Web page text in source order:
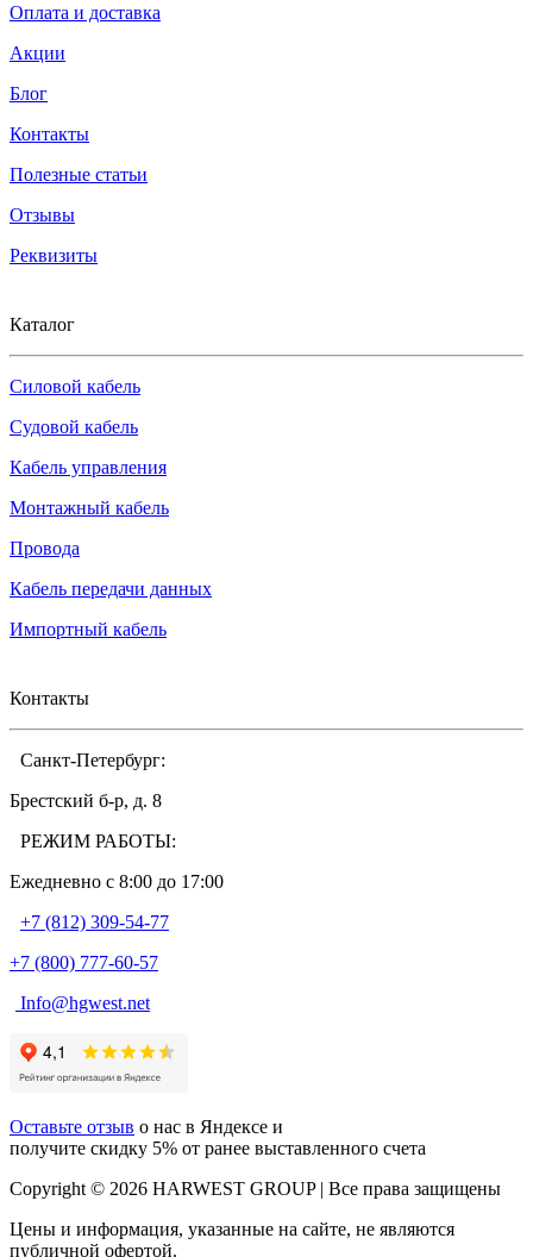
Оплата и доставка
Акции
Блог
Контакты
Полезные статьи
Отзывы
Реквизиты
Каталог
Силовой кабель
Судовой кабель
Кабель управления
Монтажный кабель
Провода
Кабель передачи данных
Импортный кабель
Контакты
Санкт-Петербург:
Брестский б-р, д. 8
РЕЖИМ РАБОТЫ:
Ежедневно c 8:00 до 17:00
+7 (812) 309-54-77
+7 (800) 777-60-57
Info@hgwest.net
Оставьте отзыв о нас в Яндексе и
получите скидку 5% от ранее выставленного счета
Copyright © 2026 HARWEST GROUP | Все права защищены
Цены и информация, указанные на сайте, не являются
публичной офертой.